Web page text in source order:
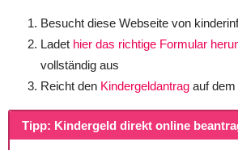
Besucht diese Webseite von
Ladet hier das richtige Formular
vollständig aus
Reicht den Kindergeldantrag auf
Tipp: Kindergeld direkt online